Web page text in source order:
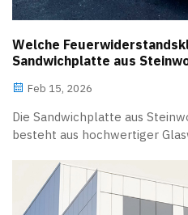
Welche
Sandwichplatte aus
Feb 15, 2026
Die Sandwichplatte aus
besteht aus hochwertiger
Sandwichplatte nutzt dessen
vollständig aus und weist
hinsichtlich Feuerwiderstand,